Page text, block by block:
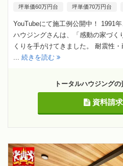
坪単価60万円台 坪単価70万円台
YouTubeにて施工例公開中！ 1991
ハウジングさんは、「感動の家づく
くりを手がけてきました。 耐震性
続きを読む
トータルハウジング
資料請求